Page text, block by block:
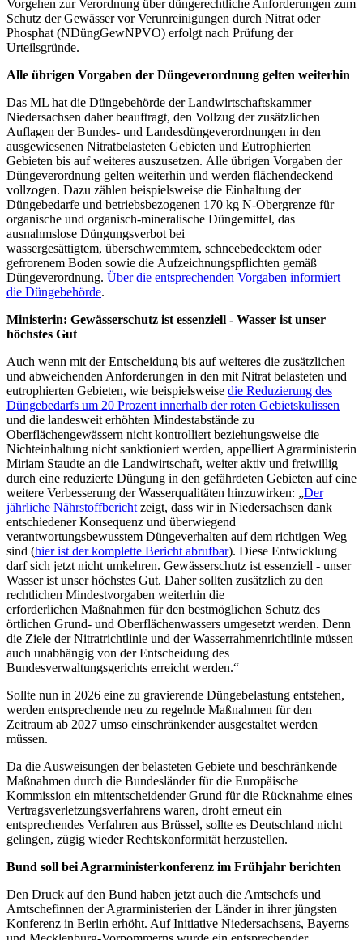
Vorgehen zur Verordnung über düngerechtliche Anforderungen zum
Schutz der Gewässer vor Verunreinigungen durch Nitrat oder
Phosphat (NDüngGewNPVO) erfolgt nach Prüfung der
Urteilsgründe.
Alle übrigen Vorgaben der Düngeverordnung gelten weiterhin
Das ML hat die Düngebehörde der Landwirtschaftskammer
Niedersachsen daher beauftragt, den Vollzug der zusätzlichen
Auflagen der Bundes- und Landesdüngeverordnungen in den
ausgewiesenen Nitratbelasteten Gebieten und Eutrophierten
Gebieten bis auf weiteres auszusetzen. Alle übrigen Vorgaben der
Düngeverordnung gelten weiterhin und werden flächendeckend
vollzogen. Dazu zählen beispielsweise die Einhaltung der
Düngebedarfe und betriebsbezogenen 170 kg N-Obergrenze für
organische und organisch-mineralische Düngemittel, das
ausnahmslose Düngungsverbot bei
wassergesättigtem, überschwemmtem, schneebedecktem oder
gefrorenem Boden sowie die Aufzeichnungspflichten gemäß
Düngeverordnung. Über die entsprechenden Vorgaben informiert
die Düngebehörde.
Ministerin: Gewässerschutz ist essenziell - Wasser ist unser
höchstes Gut
Auch wenn mit der Entscheidung bis auf weiteres die zusätzlichen
und abweichenden Anforderungen in den mit Nitrat belasteten und
eutrophierten Gebieten, wie beispielsweise die Reduzierung des
Düngebedarfs um 20 Prozent innerhalb der roten Gebietskulissen
und die landesweit erhöhten Mindestabstände zu
Oberflächengewässern nicht kontrolliert beziehungsweise die
Nichteinhaltung nicht sanktioniert werden, appelliert Agrarministerin
Miriam Staudte an die Landwirtschaft, weiter aktiv und freiwillig
durch eine reduzierte Düngung in den gefährdeten Gebieten auf eine
weitere Verbesserung der Wasserqualitäten hinzuwirken: „Der
jährliche Nährstoffbericht zeigt, dass wir in Niedersachsen dank
entschiedener Konsequenz und überwiegend
verantwortungsbewusstem Düngeverhalten auf dem richtigen Weg
sind (hier ist der komplette Bericht abrufbar). Diese Entwicklung
darf sich jetzt nicht umkehren. Gewässerschutz ist essenziell - unser
Wasser ist unser höchstes Gut. Daher sollten zusätzlich zu den
rechtlichen Mindestvorgaben weiterhin die
erforderlichen Maßnahmen für den bestmöglichen Schutz des
örtlichen Grund- und Oberflächenwassers umgesetzt werden. Denn
die Ziele der Nitratrichtlinie und der Wasserrahmenrichtlinie müssen
auch unabhängig von der Entscheidung des
Bundesverwaltungsgerichts erreicht werden.“
Sollte nun in 2026 eine zu gravierende Düngebelastung entstehen,
werden entsprechende neu zu regelnde Maßnahmen für den
Zeitraum ab 2027 umso einschränkender ausgestaltet werden
müssen.
Da die Ausweisungen der belasteten Gebiete und beschränkende
Maßnahmen durch die Bundesländer für die Europäische
Kommission ein mitentscheidender Grund für die Rücknahme eines
Vertragsverletzungsverfahrens waren, droht erneut ein
entsprechendes Verfahren aus Brüssel, sollte es Deutschland nicht
gelingen, zügig wieder Rechtskonformität herzustellen.
Bund soll bei Agrarministerkonferenz im Frühjahr berichten
Den Druck auf den Bund haben jetzt auch die Amtschefs und
Amtschefinnen der Agrarministerien der Länder in ihrer jüngsten
Konferenz in Berlin erhöht. Auf Initiative Niedersachsens, Bayerns